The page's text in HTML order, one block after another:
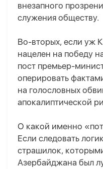
внезапного
служения обществу.
Во-вторых, если уж
нацелен на победу
пост премьер-
оперировать
на голословных
апокалиптической
О какой именно
Если следовать
страшилок,
Азербайджана был